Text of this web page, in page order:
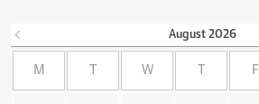
August 2026
M W F